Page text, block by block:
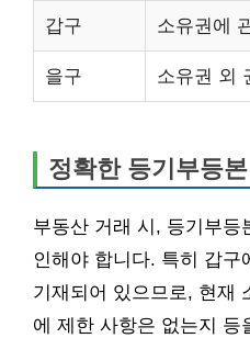
갑구 소유권에
을구 소유권 외
정확한 등기부등
부동산 거래 시, 등기부등
인해야 합니다. 특히 갑구
기재되어 있으므로, 현재
에 제한 사항은 없는지 등